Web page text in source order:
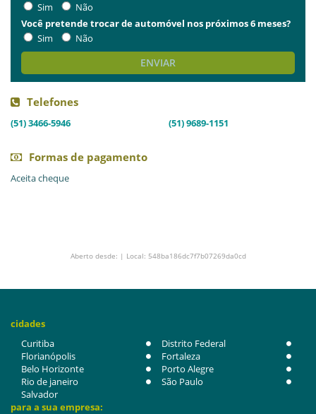
Sim
Não
Você pretende trocar de automóvel nos próximos 6 meses?
Sim
Não
ENVIAR
Telefones
(51) 3466-5946 (51) 9689-1151
Formas de pagamento
Aceita cheque
Aberto desde: | Local: 548ba186dc7f7b07269da0cd
cidades
Curitiba
Distrito Federal
Florianópolis
Fortaleza
Belo Horizonte
Porto Alegre
Rio de janeiro
São Paulo
Salvador
para a sua empresa: